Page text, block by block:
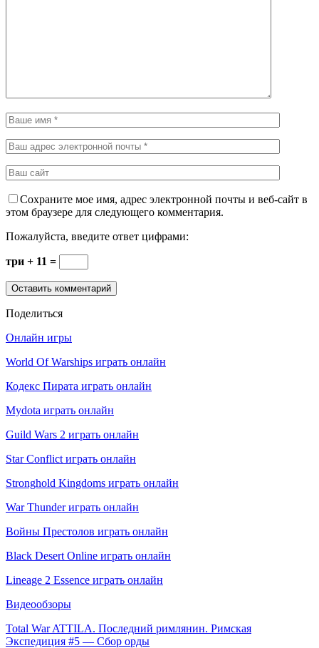
Сохраните мое имя, адрес электронной почты и веб-сайт в
этом браузере для следующего комментария.
Пожалуйста, введите ответ цифрами:
три + 11 =
Поделиться
Онлайн игры
World Of Warships играть онлайн
Кодекс Пирата играть онлайн
Mydota играть онлайн
Guild Wars 2 играть онлайн
Star Conflict играть онлайн
Stronghold Kingdoms играть онлайн
War Thunder играть онлайн
Войны Престолов играть онлайн
Black Desert Online играть онлайн
Lineage 2 Essence играть онлайн
Видеообзоры
Total War ATTILA. Последний римлянин. Римская
Экспедиция #5 — Сбор орды